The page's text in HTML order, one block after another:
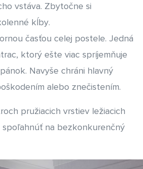
vstáva. Zbytočne si
kĺby.
časťou celej postele. Jedná
ktorý ešte viac spríjemňuje
Navyše chráni hlavný
alebo znečistením.
pružiacich vrstiev ležiacich
spoľahnúť na bezkonkurenčný